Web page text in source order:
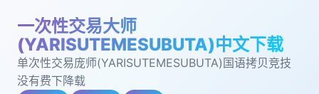
一次性交易大师
(YARISUTEMESUBUTA)中文下载
单次性交易庞师(YARISUTEMESUBUTA)国语拷贝竞技
没有费下降载